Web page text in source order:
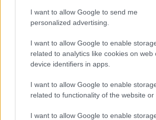
I want to allow Google to send me
personalized advertising.
I want to allow Google to enable
related to analytics like cookies on web
device identifiers in apps.
I want to allow Google to enable
related to functionality of the website or
I want to allow Google to enable
LEGOLVASOTTABBAK
Számos népszerű Samsung Galaxy
UI 9 frissítésből – itt a lista az érintett
Apple az új csúcsmobilokról
észrevétlenül könnyíti meg a